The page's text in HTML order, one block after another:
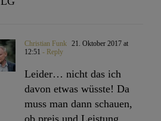
Christian Funk 21. Oktober 2017 at
12:51 - Reply
Leider… nicht das ich
davon etwas wüsste! Da
muss man dann schauen,